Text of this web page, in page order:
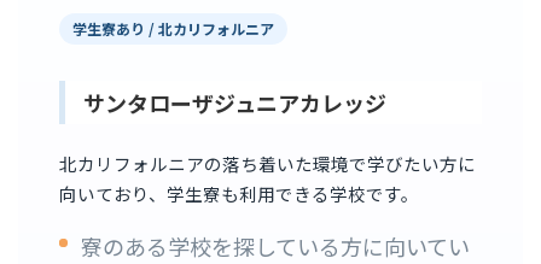
学生寮あり / 北カリフォルニア
サンタローザジュニアカレッジ
北カリフォルニアの落ち着いた環境で学びたい方に
向いており、学生寮も利用できる学校です。
寮のある学校を探している方に向いてい